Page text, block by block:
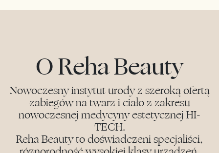
O Reha Beauty
Nowoczesny instytut urody z szeroką ofertą
zabiegów na twarz i ciało z zakresu
nowoczesnej medycyny estetycznej HI-
TECH.
Reha Beauty to doświadczeni specjaliści,